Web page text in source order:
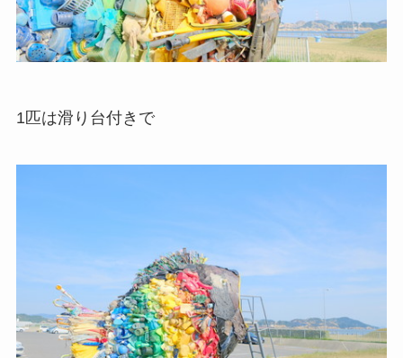
1匹は滑り台付きで